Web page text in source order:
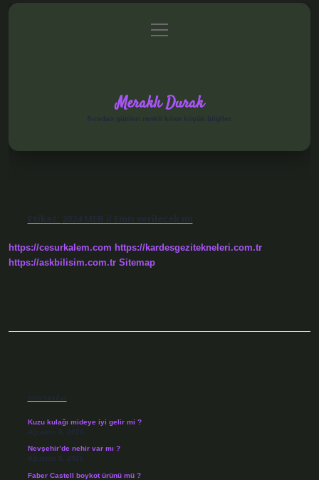
Gizlilik Politikası
menüyü
aç
Meraklı Durak
Etiket: 2024 MEB il Emri verilecek mi
https://cesurkalem.com https://kardesgezitekneleri.com.tr
https://askbilisim.com.tr Sitemap
Son Yazılar
Kuzu kulağı mideye iyi gelir mi ?
Ağustos 8, 2026
Nevşehir’de nehir var mı ?
Ağustos 8, 2026
Faber Castell boykot ürünü mü ?